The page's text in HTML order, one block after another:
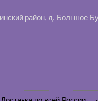
район, д. Большое